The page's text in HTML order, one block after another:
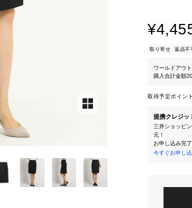
取り寄せ 返品不
ワールドアウ
購入合計金額
取得予定ポイン
提携クレジッ
三井ショッピ
元！
お申し込み完
今すぐお申し